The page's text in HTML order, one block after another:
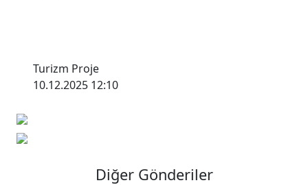
Turizm Proje
10.12.2025 12:10
Diğer Gönderiler